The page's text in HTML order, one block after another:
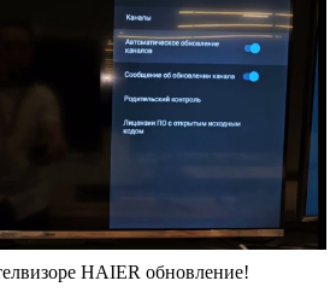
HAIER обновление!